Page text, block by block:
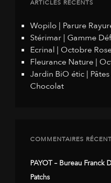
ARTICLES RÉCENTS
Wopilo | Parure
Stérimar | Gamme
Ecrinal | Octobre
Fleurance Nature |
Jardin BiO étic |
Chocolat
COMMENTAIRES
PAYOT – Bureau Franck
Patchs